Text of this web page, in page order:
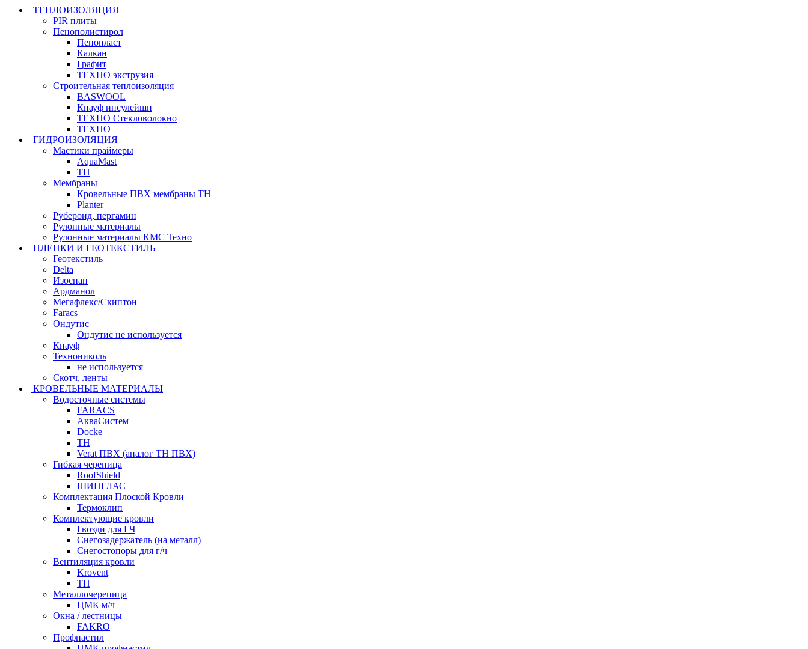
ТЕПЛОИЗОЛЯЦИЯ
PIR плиты
Пенополистирол
Пенопласт
Калкан
Графит
ТЕХНО экструзия
Строительная теплоизоляция
BASWOOL
Кнауф инсулейшн
ТЕХНО Стекловолокно
ТЕХНО
ГИДРОИЗОЛЯЦИЯ
Мастики праймеры
AquaMast
ТН
Мембраны
Кровельные ПВХ мембраны ТН
Planter
Рубероид, пергамин
Рулонные материалы
Рулонные материалы КМС Техно
ПЛЕНКИ И ГЕОТЕКСТИЛЬ
Геотекстиль
Delta
Изоспан
Ардманол
Мегафлекс/Скиптон
Faracs
Ондутис
Ондутис не используется
Кнауф
Технониколь
не используется
Скотч, ленты
КРОВЕЛЬНЫЕ МАТЕРИАЛЫ
Водосточные системы
FARACS
АкваСистем
Docke
ТН
Verat ПВХ (аналог ТН ПВХ)
Гибкая черепица
RoofShield
ШИНГЛАС
Комплектация Плоской Кровли
Термоклип
Комплектующие кровли
Гвозди для ГЧ
Снегозадержатель (на металл)
Снегостопоры для г/ч
Вентиляция кровли
Krovent
ТН
Металлочерепица
ЦМК м/ч
Окна / лестницы
FAKRO
Профнастил